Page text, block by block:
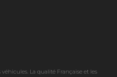
La qualité Française et les